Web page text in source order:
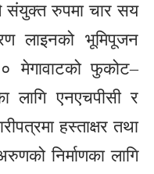
संयुक्त रुपमा चार सय
लाइनको भूमिपूजन
मेगावाटको फुकोट–
लागि एनएचपीसी र
हस्ताक्षर तथा
निर्माणका लागि